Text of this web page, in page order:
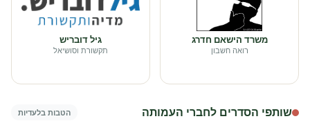
משרד הישאם חדרג
רואה חשבון
גיל דובריש
תקשורת וסושיאל
שותפי הסדרים לחברי העמותה הטבות בלעדיות